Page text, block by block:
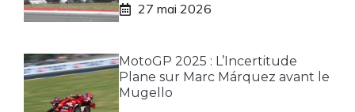
27 mai 2026
MotoGP 2025 : L’Incertitude
Plane sur Marc Márquez avant le
Mugello